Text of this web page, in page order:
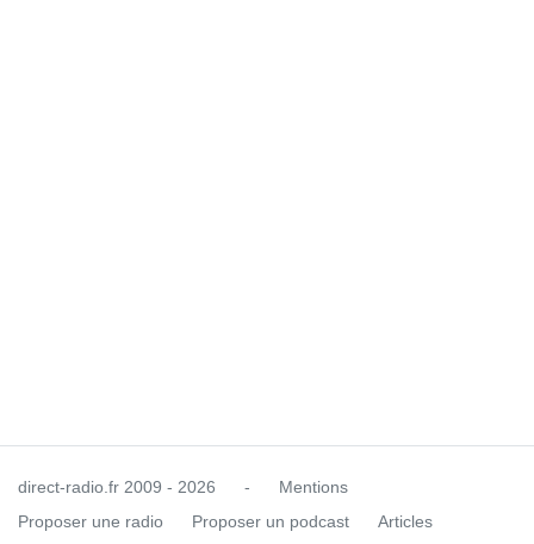
direct-radio.fr 2009 - 2026 -
Mentions
Proposer une radio
Proposer un podcast Articles